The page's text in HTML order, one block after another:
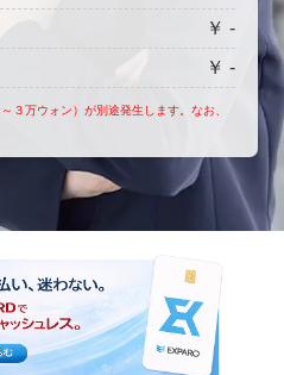
￥ -
￥ -
３万ウォン）が別途発生します。なお、